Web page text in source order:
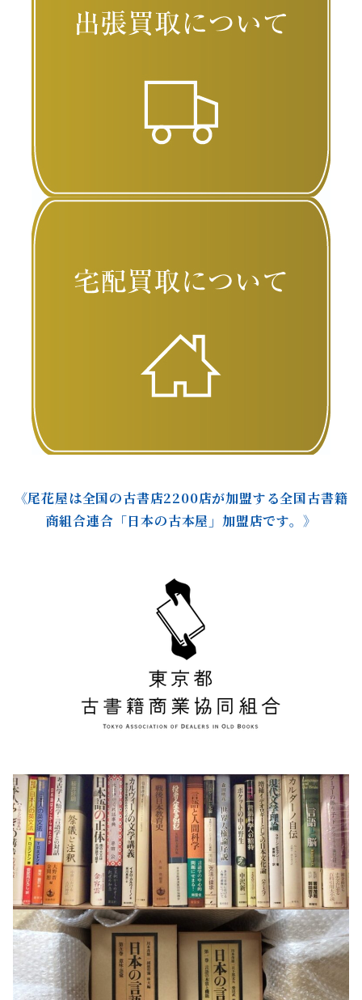
《尾花屋は全国の古書店2200店が加盟する全国古書籍
商組合連合「日本の古本屋」加盟店です。》